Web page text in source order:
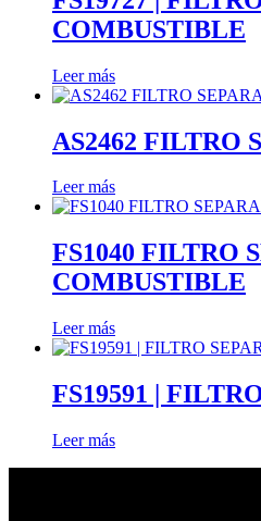
COMBUSTIBLE
Leer más
AS2462 FILTRO
Leer más
FS1040 FILTRO
COMBUSTIBLE
Leer más
FS19591 |
Leer más